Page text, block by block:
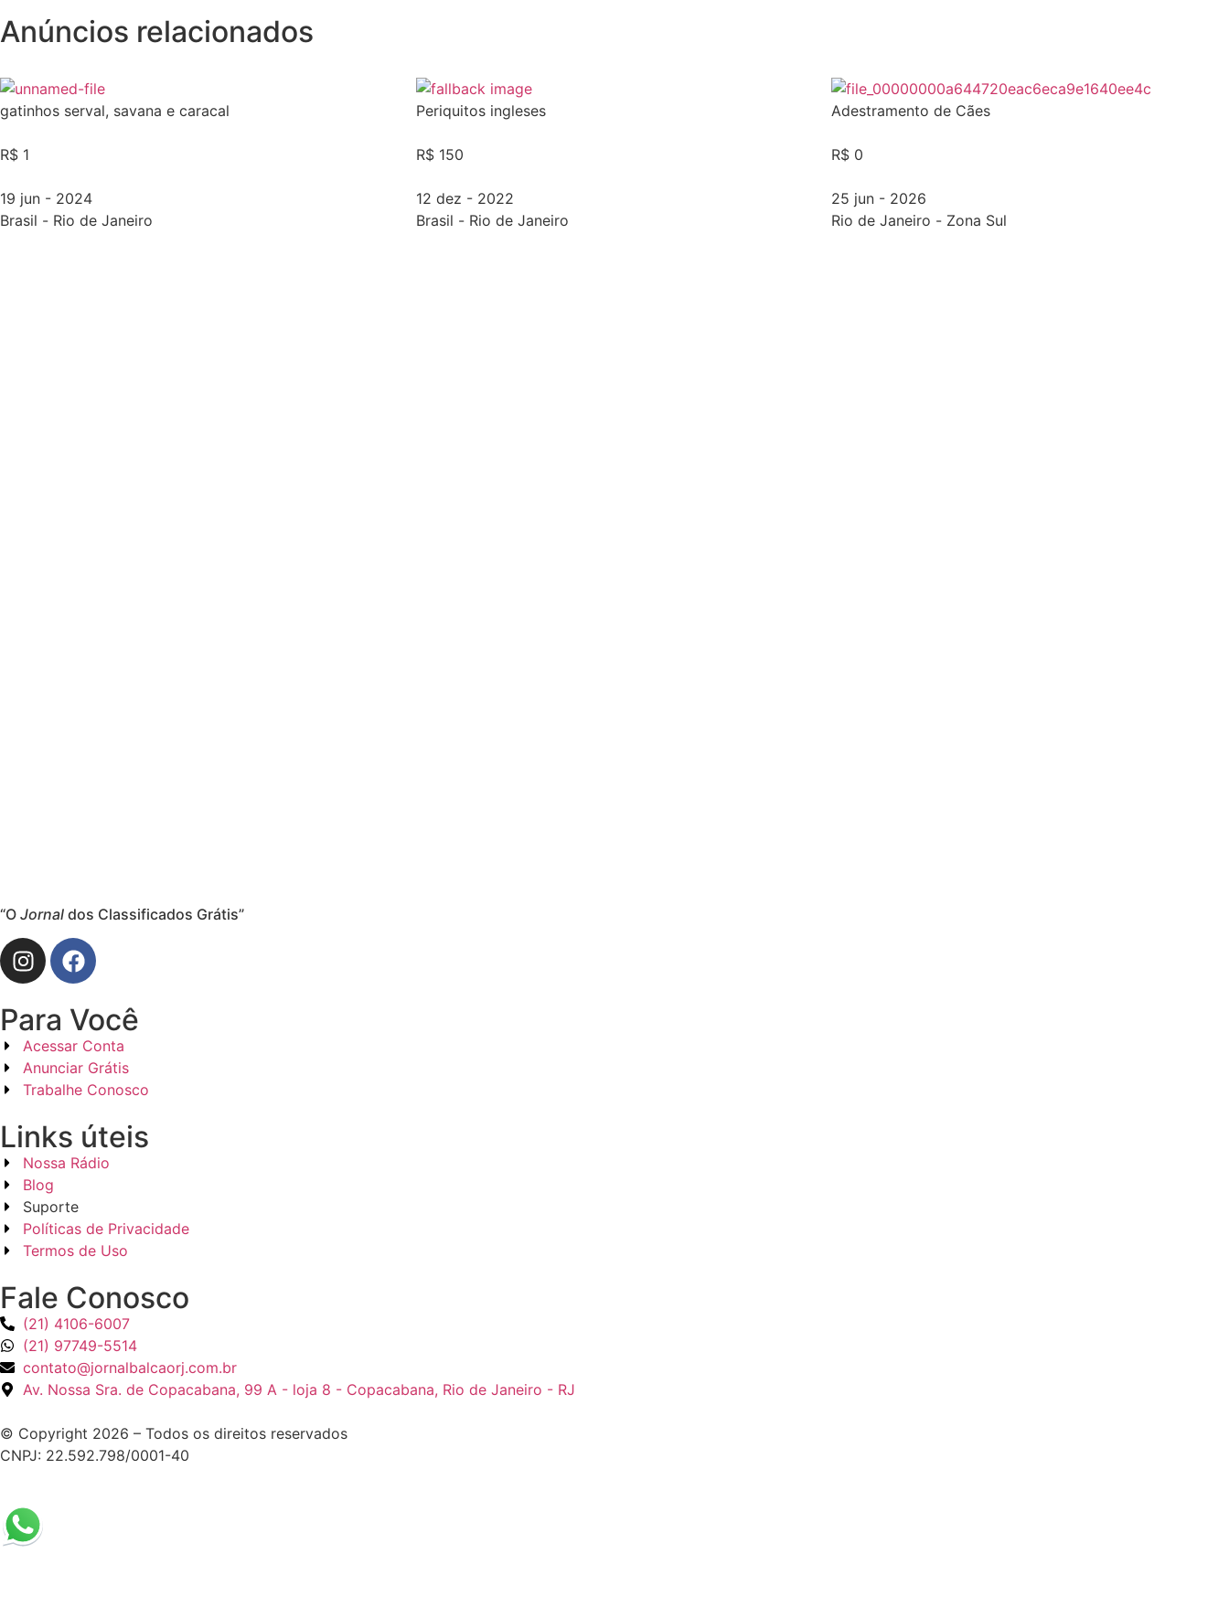
Anúncios relacionados
gatinhos serval, savana e caracal
R$ 1
19 jun - 2024
Brasil - Rio de Janeiro
Periquitos ingleses
R$ 150
12 dez - 2022
Brasil - Rio de Janeiro
Adestramento de Cães
R$ 0
25 jun - 2026
Rio de Janeiro - Zona Sul
“O Jornal dos Classificados Grátis”
Para Você
Acessar Conta
Anunciar Grátis
Trabalhe Conosco
Links úteis
Nossa Rádio
Blog
Suporte
Políticas de Privacidade
Termos de Uso
Fale Conosco
(21) 4106-6007
(21) 97749-5514
contato@jornalbalcaorj.com.br
Av. Nossa Sra. de Copacabana, 99 A - loja 8 - Copacabana, Rio de Janeiro - RJ
© Copyright 2026 – Todos os direitos reservados
CNPJ: 22.592.798/0001-40